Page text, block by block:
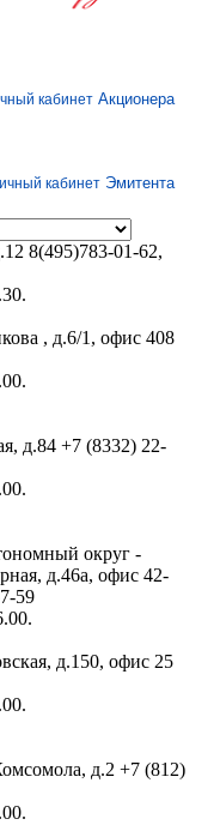
кабинет Акционера
кабинет Эмитента
8(495)783-01-62,
, д.6/1, офис 408
д.84 +7 (8332) 22-
округ -
д.46а, офис 42-
59
д.150, офис 25
д.2 +7 (812)